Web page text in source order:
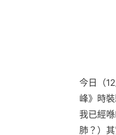
今日（
峰》時
我已經
肺？）